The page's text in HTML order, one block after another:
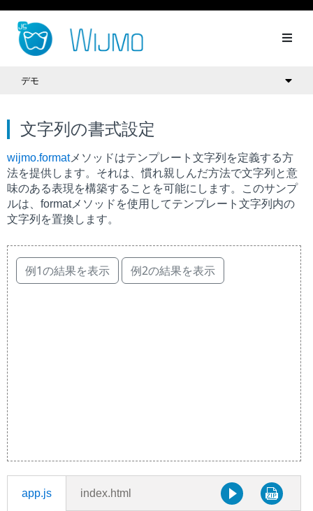
デモ
文字列の書式設定
wijmo.formatメソッドはテンプレート文字列を定義する方
法を提供します。それは、慣れ親しんだ方法で文字列と意
味のある表現を構築することを可能にします。このサンプ
ルは、formatメソッドを使用してテンプレート文字列内の
文字列を置換します。
app.js index.html